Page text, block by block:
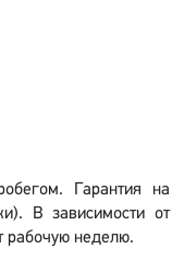
Гарантия на
В зависимости от
рабочую неделю.